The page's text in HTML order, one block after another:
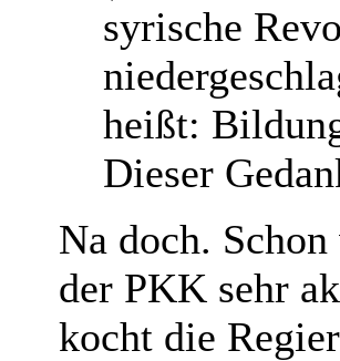
syrische
heißt:
Dieser
Na doch.
der PKK sehr
kocht die